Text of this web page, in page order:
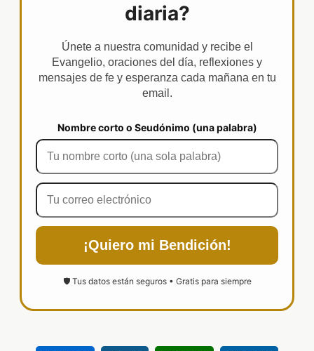
diaria?
Únete a nuestra comunidad y recibe el
Evangelio, oraciones del día, reflexiones y
mensajes de fe y esperanza cada mañana en tu
email.
Nombre corto o Seudónimo (una palabra)
¡Quiero mi Bendición!
🛡️ Tus datos están seguros • Gratis para siempre